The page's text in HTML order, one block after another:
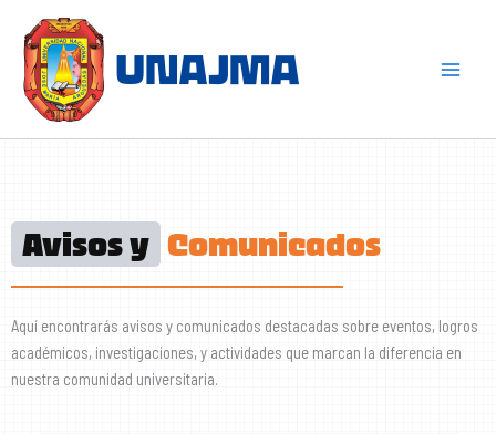
content
Avisos y Comunicados
Aquí encontrarás avisos y comunicados destacadas sobre eventos, logros
académicos, investigaciones, y actividades que marcan la diferencia en
nuestra comunidad universitaria.